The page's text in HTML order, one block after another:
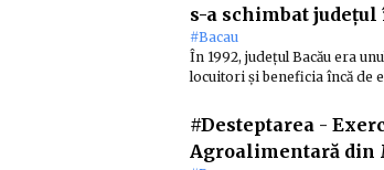
s-a schimbat
#Bacau
În 1992, județul Bacău era
locuitori și beneficia încă de
#Desteptarea -
Agroalimentară din